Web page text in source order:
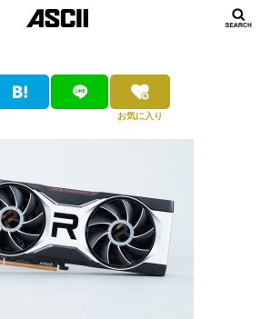
お気に入り